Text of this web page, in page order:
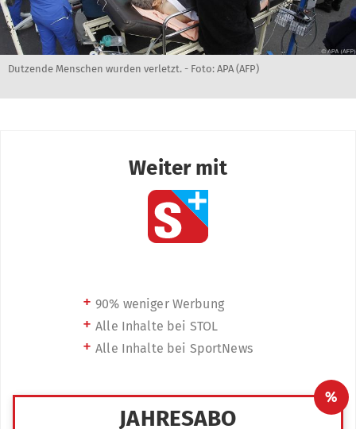
Dutzende Menschen wurden verletzt. - Foto: APA (AFP)